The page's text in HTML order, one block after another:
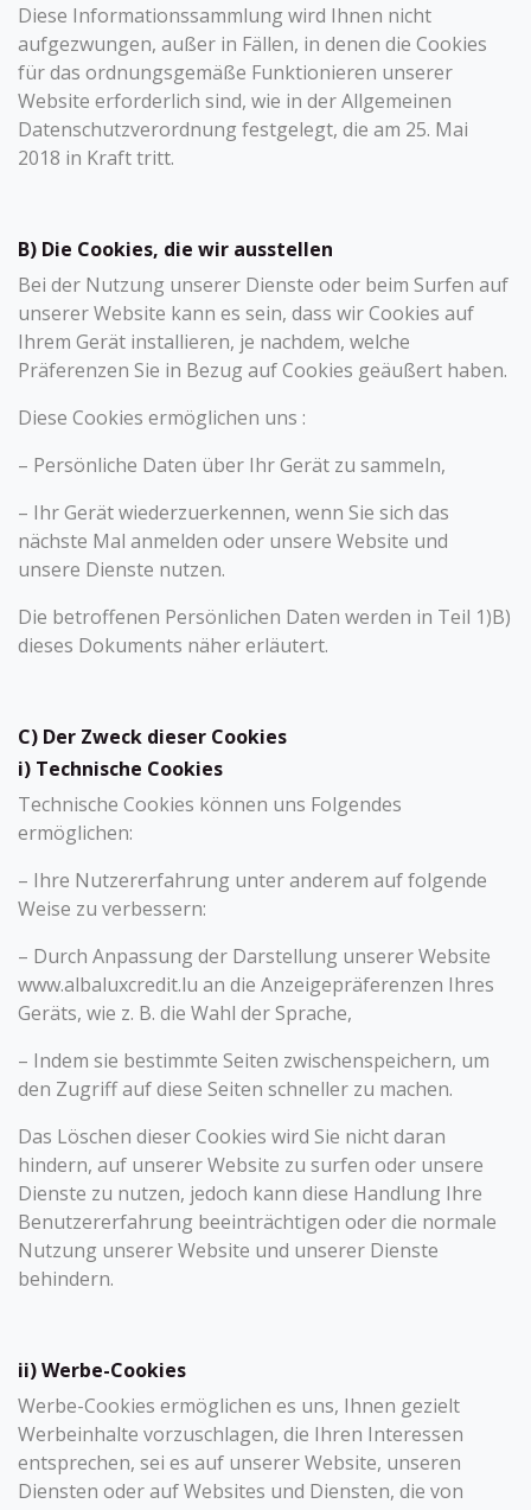
Diese Informationssammlung wird Ihnen nicht
aufgezwungen, außer in Fällen, in denen die Cookies
für das ordnungsgemäße Funktionieren unserer
Website erforderlich sind, wie in der Allgemeinen
Datenschutzverordnung festgelegt, die am 25. Mai
2018 in Kraft tritt.
B) Die Cookies, die wir ausstellen
Bei der Nutzung unserer Dienste oder beim Surfen auf
unserer Website kann es sein, dass wir Cookies auf
Ihrem Gerät installieren, je nachdem, welche
Präferenzen Sie in Bezug auf Cookies geäußert haben.
Diese Cookies ermöglichen uns :
– Persönliche Daten über Ihr Gerät zu sammeln,
– Ihr Gerät wiederzuerkennen, wenn Sie sich das
nächste Mal anmelden oder unsere Website und
unsere Dienste nutzen.
Die betroffenen Persönlichen Daten werden in Teil 1)B)
dieses Dokuments näher erläutert.
C) Der Zwe​​​ck dieser Cookies
i) Technische Cookies
Technische Cookies können uns Folgendes
ermöglichen:
– Ihre Nutzererfahrung unter anderem auf folgende
Weise zu verbessern:
– Durch Anpassung der Darstellung unserer Website
www.albaluxcredit.lu an die Anzeigepräferenzen Ihres
Geräts, wie z. B. die Wahl der Sprache,
– Indem sie bestimmte Seiten zwischenspeichern, um
den Zugriff auf diese Seiten schneller zu machen.
Das Löschen dieser Cookies wird Sie nicht daran
hindern, auf unserer Website zu surfen oder unsere
Dienste zu nutzen, jedoch kann diese Handlung Ihre
Benutzererfahrung beeinträchtigen oder die normale
Nutzung unserer Website und unserer Dienste
behindern.
ii) Werbe-Cookies
Werbe-Cookies ermöglichen es uns, Ihnen gezielt
Werbeinhalte vorzuschlagen, die Ihren Interessen
entsprechen, sei es auf unserer Website, unseren
Diensten oder auf Websites und Diensten, die von